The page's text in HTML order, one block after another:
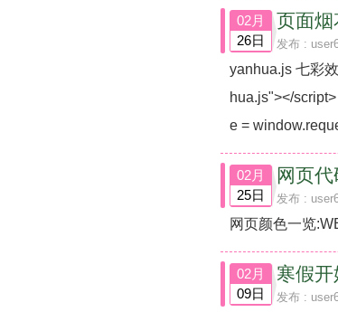
02月
26日
页面烟
发布 :
yanhua.js 七彩
hua.js"></
e =
02月
25日
网页
发布 :
网页颜色一览
02月
09日
寒假
发布 :